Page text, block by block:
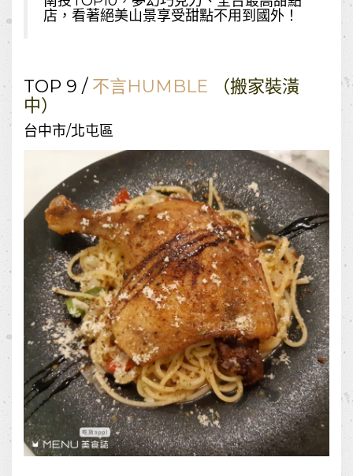
店，看著絕美山景享受甜點不用到國外！
TOP 9 / 不言HUMBLE
（搬家裝潢
中）
台中市/北屯區